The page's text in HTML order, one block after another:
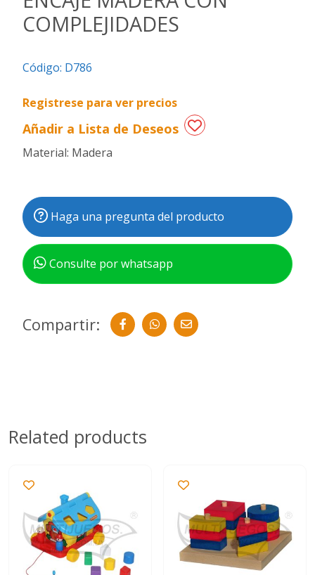
Regalos
especiales
COMPLEJIDADES
Código: D786
Registrese para ver precios
Añadir a Lista de Deseos
Material: Madera
Haga una pregunta del producto
Consulte por whatsapp
Compartir:
Related products